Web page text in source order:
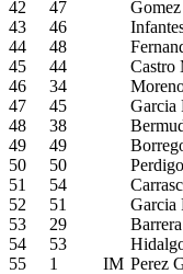
42
47
43
46
44
48
45
44 Castro
46
34
47
45 Garcia
48
38
49
49
50
50
51
54
52
51 Garcia
53
29
54
53
55
1 IM Perez